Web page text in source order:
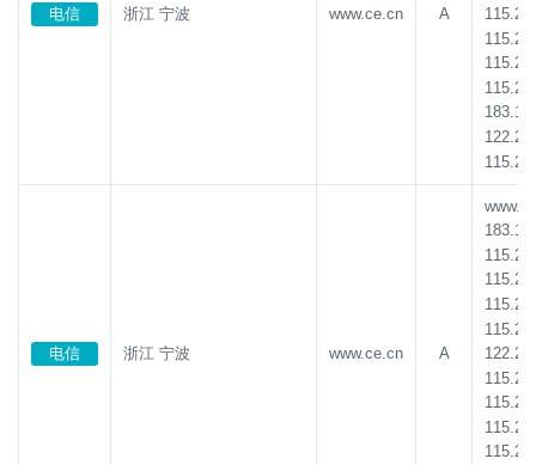
电信 浙江 宁波 www.ce.cn A
电信 浙江 宁波 www.ce.cn A